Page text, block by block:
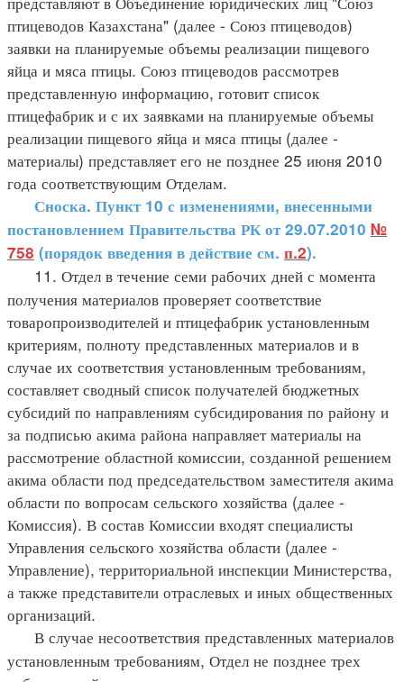
птицеводов Казахстана" (далее - Союз птицеводов)
заявки на планируемые объемы реализации пищевого
яйца и мяса птицы. Союз птицеводов рассмотрев
представленную информацию, готовит список
птицефабрик и с их заявками на планируемые объемы
реализации пищевого яйца и мяса птицы (далее -
материалы) представляет его не позднее 25 июня 2010
года соответствующим Отделам.
Сноска. Пункт 10 с изменениями, внесенными
постановлением Правительства РК от 29.07.2010 №
758 (порядок введения в действие см. п.2).
11. Отдел в течение семи рабочих дней с момента
получения материалов проверяет соответствие
товаропроизводителей и птицефабрик установленным
критериям, полноту представленных материалов и в
случае их соответствия установленным требованиям,
составляет сводный список получателей бюджетных
субсидий по направлениям субсидирования по району и
за подписью акима района направляет материалы на
рассмотрение областной комиссии, созданной решением
акима области под председательством заместителя акима
области по вопросам сельского хозяйства (далее -
Комиссия). В состав Комиссии входят специалисты
Управления сельского хозяйства области (далее -
Управление), территориальной инспекции Министерства,
а также представители отраслевых и иных общественных
организаций.
В случае несоответствия представленных материалов
установленным требованиям, Отдел не позднее трех